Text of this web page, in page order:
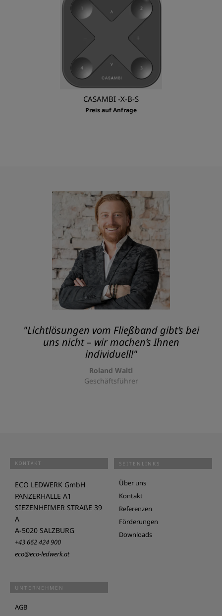
CASAMBI -X-B-S
Preis auf Anfrage
"Lichtlösungen vom Fließband gibt’s bei
uns nicht – wir machen’s Ihnen
individuell!"
Roland Waltl
Geschäftsführer
KONTAKT
ECO LEDWERK GmbH
PANZERHALLE A1
SIEZENHEIMER STRAßE 39
A
A-5020 SALZBURG
+43 662 424 900
eco@eco-ledwerk.at
SEITENLINKS
Über uns
Kontakt
Referenzen
Förderungen
Downloads
UNTERNEHMEN
AGB